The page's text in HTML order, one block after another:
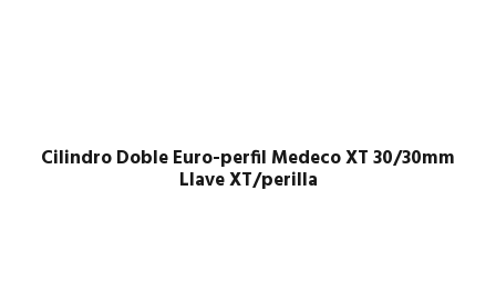
Cilindro Doble Euro-perfil Medeco XT 30/30mm
Llave XT/perilla